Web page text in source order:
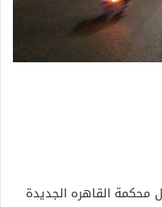
محكمة القاهره الجديدة